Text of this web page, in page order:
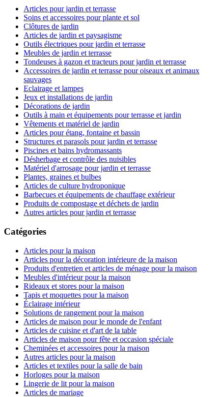
Articles pour jardin et terrasse
Soins et accessoires pour plante et sol
Clôtures de jardin
Articles de jardin et paysagisme
Outils électriques pour jardin et terrasse
Meubles de jardin et terrasse
Tondeuses à gazon et tracteurs pour jardin et terrasse
Accessoires de jardin et terrasse pour oiseaux et animaux
sauvages
Eclairage et lampes
Jeux et installations de jardin
Décorations de jardin
Outils à main et équipements pour terrasse et jardin
Vêtements et matériel de jardin
Articles pour étang, fontaine et bassin
Structures et parasols pour jardin et terrasse
Piscines et bains hydromassants
Désherbage et contrôle des nuisibles
Matériel d'arrosage pour jardin et terrasse
Plantes, graines et bulbes
Articles de culture hydroponique
Barbecues et équipements de chauffage extérieur
Produits de compostage et déchets de jardin
Autres articles pour jardin et terrasse
Catégories
Articles pour la maison
Articles pour la décoration intérieure de la maison
Produits d'entretien et articles de ménage pour la maison
Meubles d'intérieur pour la maison
Rideaux et stores pour la maison
Tapis et moquettes pour la maison
Éclairage intérieur
Solutions de rangement pour la maison
Articles de maison pour le monde de l'enfant
Articles de cuisine et d'art de la table
Articles de maison pour fête et occasion spéciale
Cheminées et accessoires pour la maison
Autres articles pour la maison
Articles et textiles pour la salle de bain
Horloges pour la maison
Lingerie de lit pour la maison
Articles de mariage